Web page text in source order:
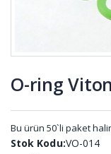
O-ring
Bu ürün 50`li paket
Stok Kodu:VO-014
Sargı Şerit
MER-001